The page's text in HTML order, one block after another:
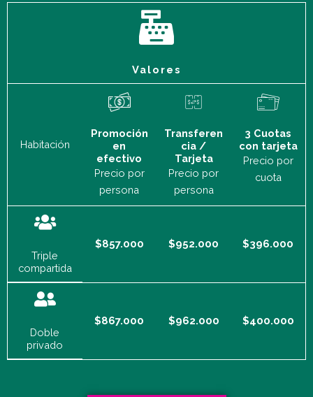
Valores
Habitación
Promoción
en
efectivo
Precio por
persona
Transferen
cia /
Tarjeta
Precio por
persona
3 Cuotas
con tarjeta
Precio por
cuota
Triple
compartida
$857.000 $952.000 $396.000
Doble
privado
$867.000 $962.000 $400.000